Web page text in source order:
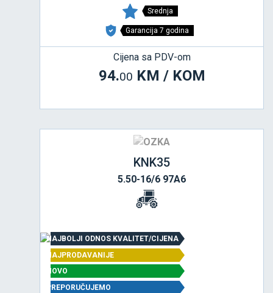
Srednja
Garancija 7 godina
Cijena sa PDV-om
94.00 KM / KOM
KNK35
5.50-16/6 97A6
NAJBOLJI ODNOS KVALITET/CIJENA
NAJPRODAVANIJE
NOVO
PREPORUČUJEMO